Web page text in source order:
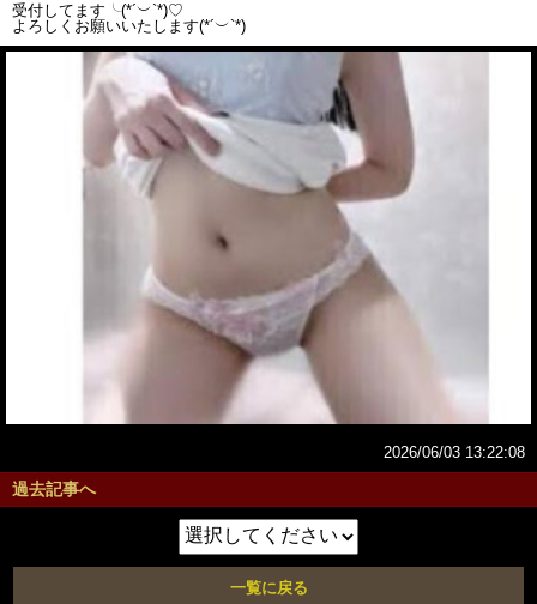
受付してます╰(*´︶`*)♡
よろしくお願いいたします(*´︶`*)
2026/06/03 13:22:08
過去記事へ
一覧に戻る